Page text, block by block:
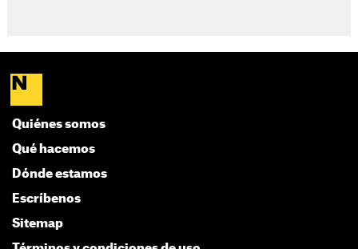
Quiénes somos
Qué hacemos
Dónde estamos
Escríbenos
Sitemap